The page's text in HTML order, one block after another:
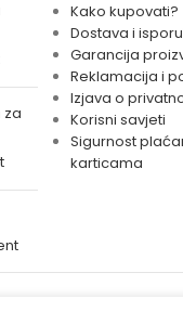
za
Kako kupovati?
Dostava i
Garancija
Reklamacija i
Izjava o
Korisni savjeti
Sigurnost
karticama